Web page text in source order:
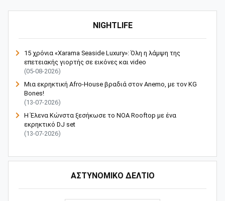
NIGHTLIFE
15 χρόνια «Xarama Seaside Luxury»: Όλη η λάμψη της
επετειακής γιορτής σε εικόνες και video
(05-08-2026)
Μια εκρηκτική Afro-House βραδιά στον Anemo, με τον KG
Bones!
(13-07-2026)
Η Έλενα Κώνστα ξεσήκωσε το NOA Rooftop με ένα
εκρηκτικό DJ set
(13-07-2026)
ΑΣΤΥΝΟΜΙΚΟ ΔΕΛΤΙΟ